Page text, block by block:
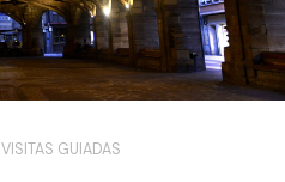
VISITAS GUIADAS